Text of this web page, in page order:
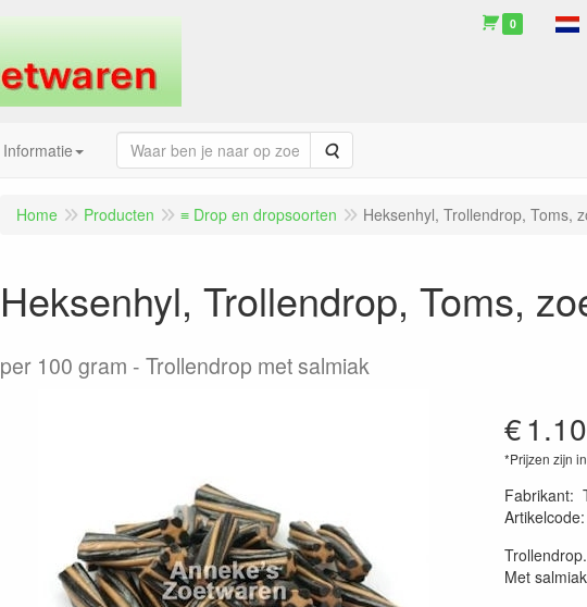
0
Informatie Zoeken
Home Producten ≡ Drop en dropsoorten Heksenhyl, Trollendrop, Toms,
Heksenhyl, Trollendrop, Toms,
per 100 gram Trollendrop met salmiak
€1.10
*Prijzen zijn
Fabrikant:
Artikelcode:
Met